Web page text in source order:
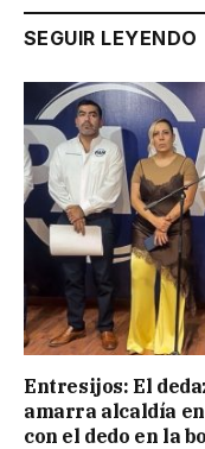
SEGUIR LEYENDO
Entresijos: El
amarra alcaldía
con el dedo en la